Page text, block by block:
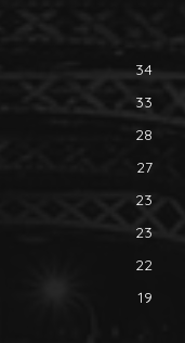
34
33
28
27
23
23
22
19